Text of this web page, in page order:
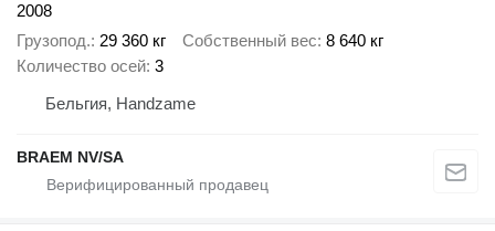
2008
Грузопод. 29 360 кг Собственный вес 8 640 кг
Количество осей 3
Бельгия, Handzame
BRAEM NV/SA